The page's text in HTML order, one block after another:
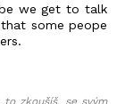
we get to talk
some peope
zkoušíš, se svým